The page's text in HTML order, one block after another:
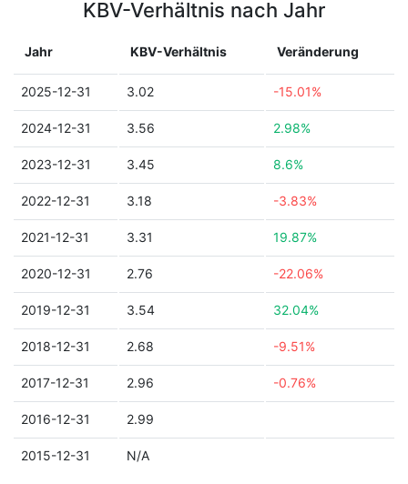
KBV-Verhältnis nach Jahr
Jahr KBV-Verhältnis Veränderung
2025-12-31 3.02 -15.01%
2024-12-31 3.56 2.98%
2023-12-31 3.45 8.6%
2022-12-31 3.18 -3.83%
2021-12-31 3.31 19.87%
2020-12-31 2.76 -22.06%
2019-12-31 3.54 32.04%
2018-12-31 2.68 -9.51%
2017-12-31 2.96 -0.76%
2016-12-31 2.99
2015-12-31 N/A